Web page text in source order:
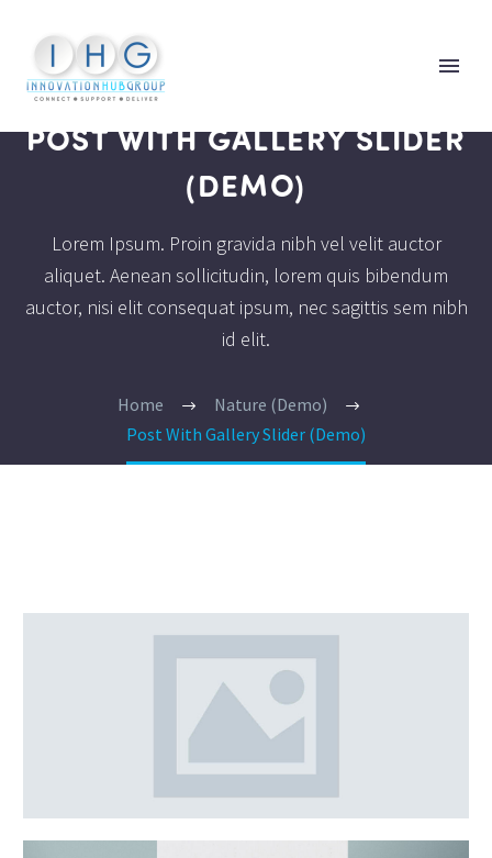
POST WITH GALLERY SLIDER
(DEMO)
Lorem Ipsum. Proin gravida nibh vel velit auctor
aliquet. Aenean sollicitudin, lorem quis bibendum
auctor, nisi elit consequat ipsum, nec sagittis sem nibh
id elit.
Home
Nature (Demo)
Post With Gallery Slider (Demo)